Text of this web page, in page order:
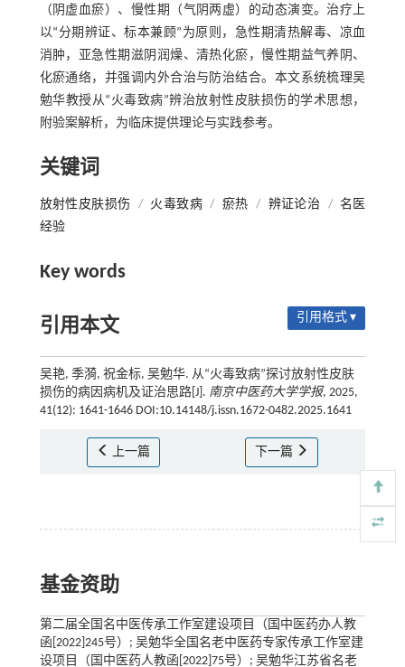
（阴虚血瘀）、慢性期（气阴两虚）的动态演变。治疗上
以“分期辨证、标本兼顾”为原则，急性期清热解毒、凉血
消肿，亚急性期滋阴润燥、清热化瘀，慢性期益气养阴、
化瘀通络，并强调内外合治与防治结合。本文系统梳理吴
勉华教授从“火毒致病”辨治放射性皮肤损伤的学术思想，
附验案解析，为临床提供理论与实践参考。
关键词
放射性皮肤损伤 / 火毒致病 / 瘀热 / 辨证论治 /
名医
经验
Key words
引用本文 引用格式 ▾
吴艳, 季漪, 祝金标, 吴勉华. 从“火毒致病”探讨放射性皮肤
损伤的病因病机及证治思路[J]. 南京中医药大学学报, 2025,
41(12): 1641-1646 DOI:10.14148/j.issn.1672-0482.2025.1641
上一篇 下一篇
基金资助
第二届全国名中医传承工作室建设项目（国中医药办人教
函[2022]245号）; 吴勉华全国名老中医药专家传承工作室建
设项目（国中医药人教函[2022]75号）; 吴勉华江苏省名老